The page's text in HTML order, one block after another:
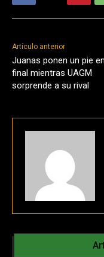
Artículo anterior
Juanas ponen un pie
final mientras UAGM
sorprende a su rival